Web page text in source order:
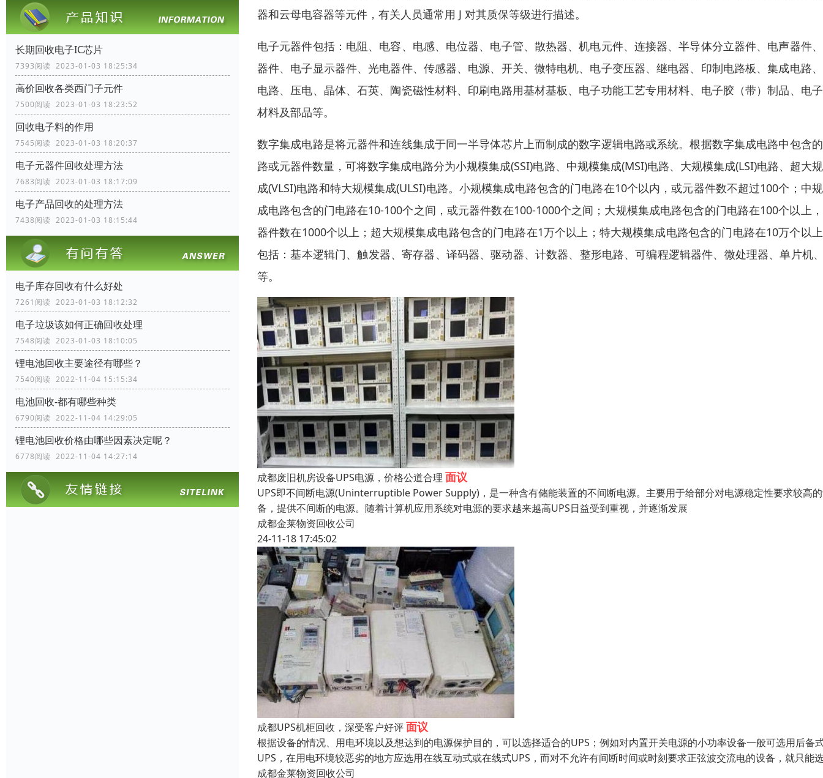
长期回收电子IC芯片
7393阅读 2023-01-03 18:25:34
高价回收各类西门子元件
7500阅读 2023-01-03 18:23:52
回收电子料的作用
7545阅读 2023-01-03 18:20:37
电子元器件回收处理方法
7683阅读 2023-01-03 18:17:09
电子产品回收的处理方法
7438阅读 2023-01-03 18:15:44
电子库存回收有什么好处
7261阅读 2023-01-03 18:12:32
电子垃圾该如何正确回收处理
7548阅读 2023-01-03 18:10:05
锂电池回收主要途径有哪些？
7540阅读 2022-11-04 15:15:34
电池回收-都有哪些种类
6790阅读 2022-11-04 14:29:05
锂电池回收价格由哪些因素决定呢？
6778阅读 2022-11-04 14:27:14
器和云母电容器等元件，有关人员通常用 J 对其质保等级进行描述。
电子元器件包括：电阻、电容、电感、电位器、电子管、散热器、机电元件、连接器、半导体分立器件、电声器件
器件、电子显示器件、光电器件、传感器、电源、开关、微特电机、电子变压器、继电器、印制电路板、集成电路
电路、压电、晶体、石英、陶瓷磁性材料、印刷电路用基材基板、电子功能工艺专用材料、电子胶（带）制品、电
材料及部品等。
数字集成电路是将元器件和连线集成于同一半导体芯片上而制成的数字逻辑电路或系统。根据数字集成电路中包含
路或元器件数量，可将数字集成电路分为小规模集成(SSI)电路、中规模集成(MSI)电路、大规模集成(LSI)电路、超大
成(VLSI)电路和特大规模集成(ULSI)电路。小规模集成电路包含的门电路在10个以内，或元器件数不超过100个；中
成电路包含的门电路在10-100个之间，或元器件数在100-1000个之间；大规模集成电路包含的门电路在100个以上
器件数在1000个以上；超大规模集成电路包含的门电路在1万个以上；特大规模集成电路包含的门电路在10万个以
包括：基本逻辑门、触发器、寄存器、译码器、驱动器、计数器、整形电路、可编程逻辑器件、微处理器、单片机
等。
成都废旧机房设备UPS电源，价格公道合理 面议
UPS即不间断电源(Uninterruptible Power Supply)，是一种含有储能装置的不间断电源。主要用于给部分对电源稳定性要求较高
备，提供不间断的电源。随着计算机应用系统对电源的要求越来越高UPS日益受到重视，并逐渐发展
成都金莱物资回收公司
24-11-18 17:45:02
成都UPS机柜回收，深受客户好评面议
根据设备的情况、用电环境以及想达到的电源保护目的，可以选择适合的UPS；例如对内置开关电源的小功率设备一般可选用后备
UPS，在用电环境较恶劣的地方应选用在线互动式或在线式UPS，而对不允许有间断时间或时刻要求正弦波交流电的设备，就只能
成都金莱物资回收公司